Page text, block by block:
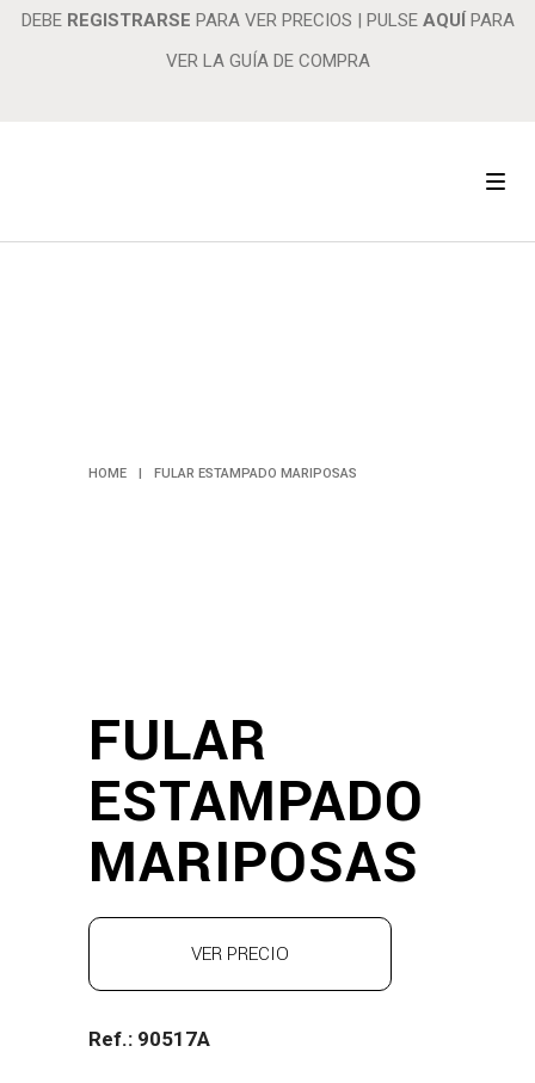
DEBE REGISTRARSE PARA VER PRECIOS | PULSE AQUÍ PARA
VER LA GUÍA DE COMPRA
HOME | FULAR ESTAMPADO MARIPOSAS
FULAR
ESTAMPADO
MARIPOSAS
VER PRECIO
Ref.: 90517A